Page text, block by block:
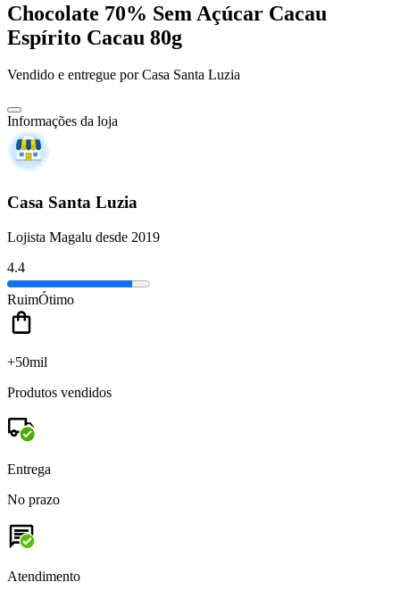
Chocolate 70% Sem Açúcar Cacau
Espírito Cacau 80g
Vendido e entregue por Casa Santa Luzia
Informações da loja
Casa Santa Luzia
Lojista Magalu desde 2019
4.4
RuimÓtimo
+50mil
Produtos vendidos
Entrega
No prazo
Atendimento